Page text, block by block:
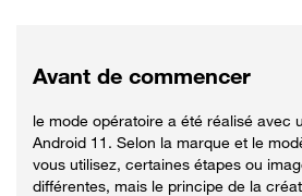
Avant de commencer
le mode opératoire a été réalisé avec
Android 11. Selon la marque et le
vous utilisez, certaines étapes ou
différentes, mais le principe de la